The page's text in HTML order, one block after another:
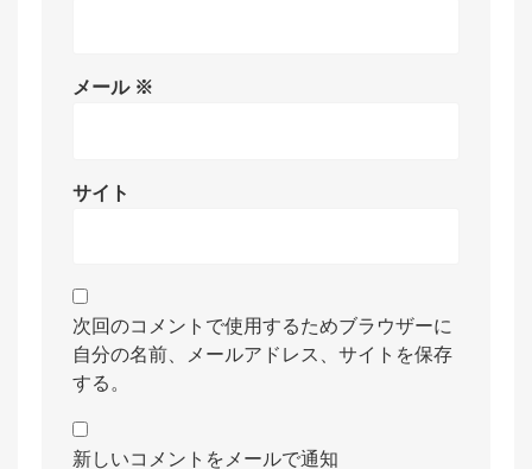
メール ※
サイト
次回のコメントで使用するためブラウザーに
自分の名前、メールアドレス、サイトを保存
する。
新しいコメントをメールで通知